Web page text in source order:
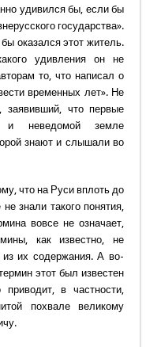
удивился бы, если бы
государства».
оказался этот житель.
удивления он не
то, что написал о
временных лет». Не
что первые
неведомой земле
знают и слышали во
что на Руси вплоть до
знали такого понятия,
вовсе не означает,
как известно, не
их содержания. А во-
этот был известен
в частности,
похвале великому